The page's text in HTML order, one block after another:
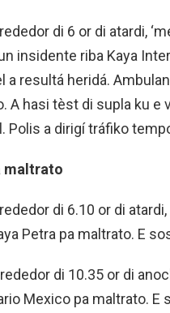
di 6 or di atardi,
insidente riba Kaya
a resultá heridá.
A hasi tèst di supla ku e
Polis a dirigí tráfiko
maltrato
di 6.10 or di
Petra pa maltrato. E
di 10.35 or di
Mexico pa maltrato.